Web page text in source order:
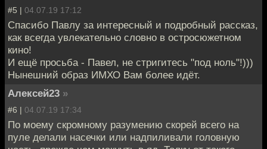
#5 | 04.07.19 17:12
Спасибо Павлу за интересный и подробный рассказ,
как всегда увлекательно словно в остросюжетном
кино!
И ещё просьба - Павел, не стригитесь "под ноль"!)))
Нынешний образ ИМХО Вам более идёт.
Алексей23 »
#6 | 04.07.19 17:34
По моему скромному разумению скорей всего на
пуле делали насечки или надпиливали головную